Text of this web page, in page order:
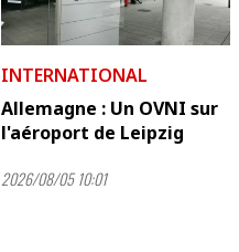
INTERNATIONAL
Allemagne : Un OVNI sur
l'aéroport de Leipzig
2026/08/05 10:01